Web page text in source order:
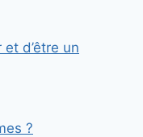
d’être un
?